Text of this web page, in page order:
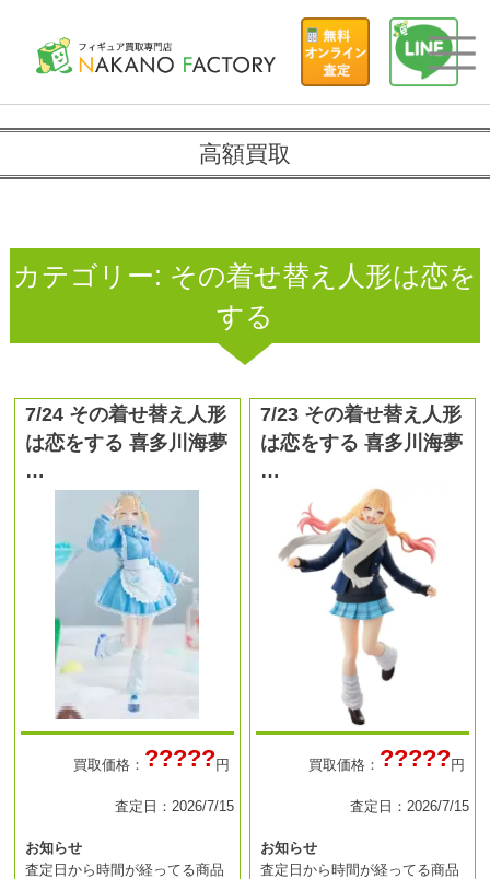
高額買取
カテゴリー: その着せ替え人形は恋を
する
7/24 その着せ替え人形
は恋をする 喜多川海夢
…
買取価格： ?????円
査定日：2026/7/15
お知らせ
査定日から時間が経ってる商品
7/23 その着せ替え人形
は恋をする 喜多川海夢
…
買取価格： ?????円
査定日：2026/7/15
お知らせ
査定日から時間が経ってる商品